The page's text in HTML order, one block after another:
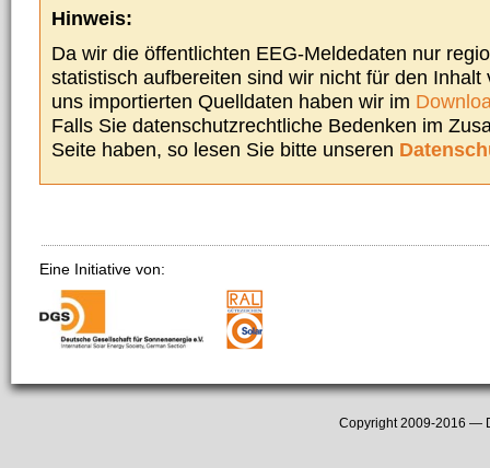
Hinweis:
Da wir die öffentlichten EEG-Meldedaten nur
statistisch aufbereiten sind wir nicht für den Inhalt
uns importierten Quelldaten haben wir im
Falls Sie datenschutzrechtliche Bedenken im
Seite haben, so lesen Sie bitte unseren
Eine Initiative von:
Copyright 2009-2016 —